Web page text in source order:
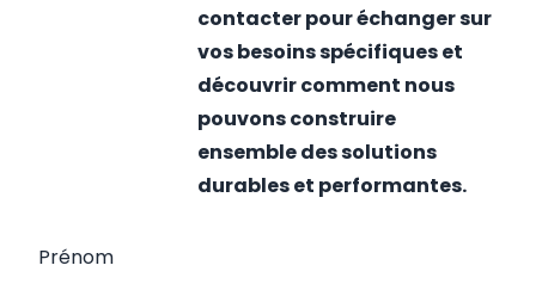
contacter pour échanger sur
vos besoins spécifiques et
découvrir comment nous
pouvons construire
ensemble des solutions
durables et performantes.
Prénom